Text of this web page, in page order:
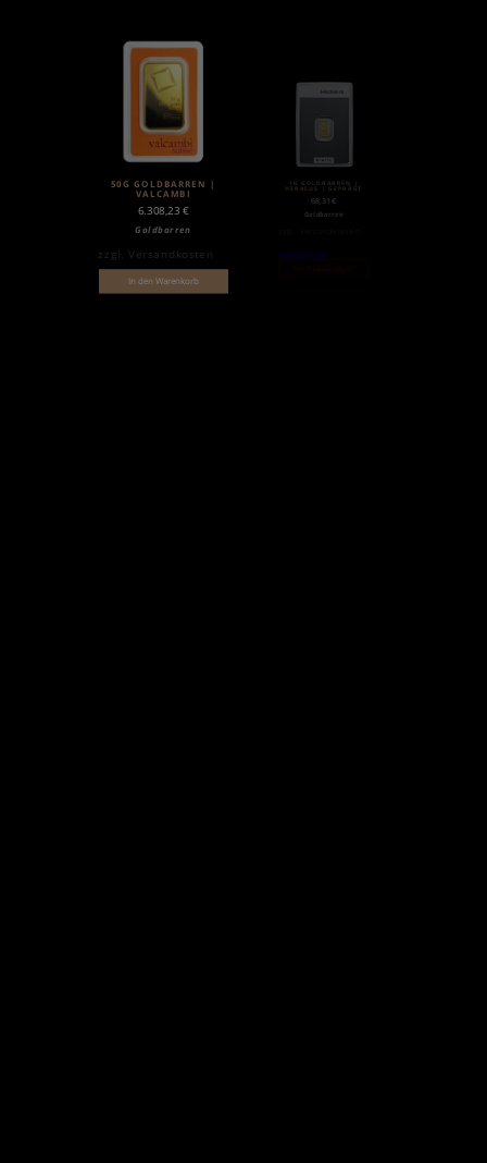
50G GOLDBARREN |
VALCAMBI
6.308,23 €
Goldbarren
zzgl.Versandkosten
In den Warenkorb
1G GOLDBARREN |
HERAEUS | GEPRÄGT
68,31€
Goldbarren
Weiterlesen
Nicht auf Lager